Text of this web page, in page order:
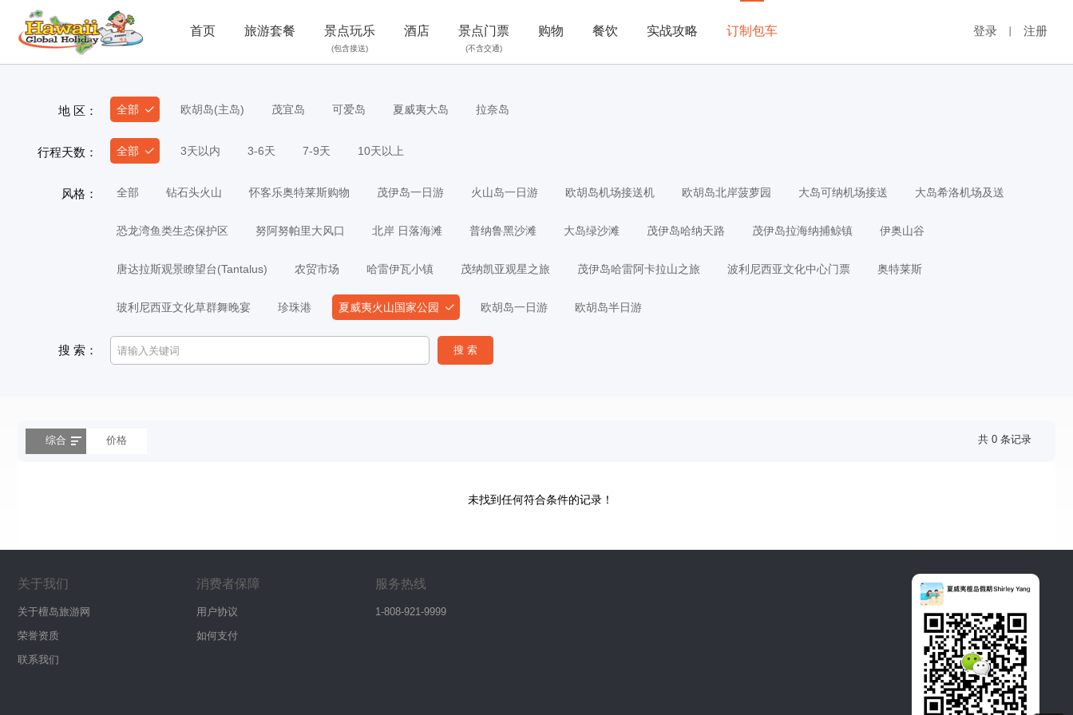
首页 旅游套餐 景点玩乐
(包含接送)
酒店 景点门票
(不含交通)
购物 餐饮 实战攻略 订制包车 登录 注册
地 区： 全部 欧胡岛(主岛) 茂宜岛 可爱岛 夏威夷大岛 拉奈岛
行程天数： 全部 3天以内 3-6天 7-9天 10天以上
风格： 全部 钻石头火山 怀客乐奥特莱斯购物 茂伊岛一日游 火山岛一日游 欧胡岛机场接送机 欧胡岛北岸菠萝园 大岛可纳机场接送 大岛希洛机场及送
恐龙湾鱼类生态保护区 努阿努帕里大风口 北岸 日落海滩 普纳鲁黑沙滩 大岛绿沙滩 茂伊岛哈纳天路 茂伊岛拉海纳捕鲸镇 伊奥山谷
唐达拉斯观景瞭望台(Tantalus) 农贸市场 哈雷伊瓦小镇 茂纳凯亚观星之旅 茂伊岛哈雷阿卡拉山之旅 波利尼西亚文化中心门票 奥特莱斯
玻利尼西亚文化草群舞晚宴 珍珠港 夏威夷火山国家公园 欧胡岛一日游 欧胡岛半日游
搜 索：
综合 价格 共 0 条记录
未找到任何符合条件的记录！
关于我们
关于檀岛旅游网
荣誉资质
联系我们
消费者保障
用户协议
如何支付
服务热线
1-808-921-9999